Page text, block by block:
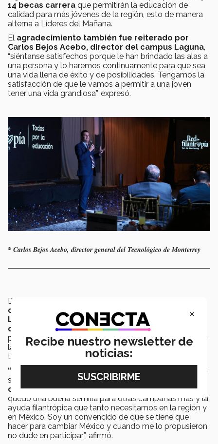
14 becas carrera que permitirán la educación de
calidad para más jóvenes de la región, esto de manera
alterna a Líderes del Mañana.
El agradecimiento también fue reiterado por
Carlos Bejos Acebo, director del campus Laguna
“siéntanse satisfechos porque le han brindado las alas a
una persona y lo haremos continuamente para que sea
una vida llena de éxito y de posibilidades. Tengamos la
satisfacción de que le vamos a permitir a una joven
tener una vida grandiosa”, expresó.
* Carlos Bejos Acebo, director general del Tecnológico de Monterrey
De los 16 equipos, el liderado por
consejero de Educación y Tecnología de La
Laguna, A.C. (ETLAC), obtuvo el primer lugar en
donativos.
El empresario aseguró que tras conocer el
programa Líderes del Mañana se ha convencido de que
la educación es la mejor herramienta para lograr una
transformación positiva en el país.
“La causa es muy noble
y creo que todos nos vamos
sabiendo eso.
Esta campaña logró la unión de la
comunidad,todos están bien identificados con esto y
quedó una buena semilla para otras campañas más y la
ayuda filantrópica que tanto necesitamos en la región y
en México. Soy un convencido de que se tiene que
hacer para cambiar México y cuando me lo propusieron
no dude en participar”, afirmó.
×
Recibe nuestro newsletter de
noticias: